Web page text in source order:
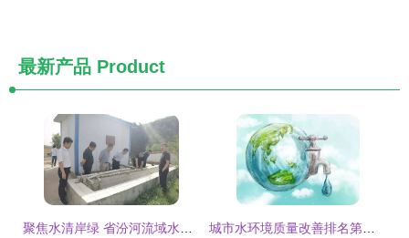
最新产品 Product